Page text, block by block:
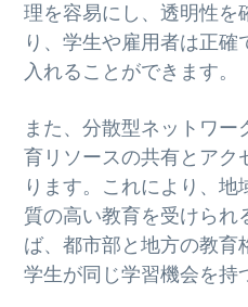
理を容易にし、透明性を
り、学生や雇用者は正確
入れることができます。
また、分散型ネットワ
育リソースの共有とアク
ります。これにより、地
質の高い教育を受けられ
ば、都市部と地方の教育
学生が同じ学習機会を持